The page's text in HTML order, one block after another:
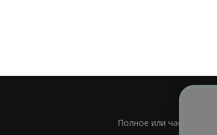
Полное или частичное